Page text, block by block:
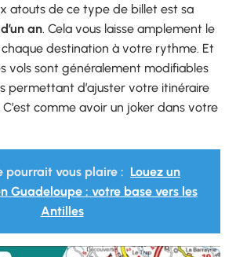
atouts de ce type de billet est sa
an. Cela vous laisse amplement le
destination à votre rythme. Et
vols sont généralement modifiables
permettant d’ajuster votre itinéraire
comme avoir un joker dans votre
pourrait vous plaire : Louez un
Guadeloupe : votre base vers les
Antilles